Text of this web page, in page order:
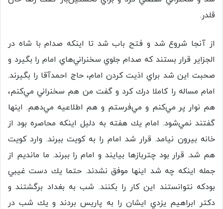
قلدر.
از آنجا شروع شد و فتح باب شد تا اينكه صدام با شاه در
الجزاير قرار بستند كه صدام جلوي سخنراني‌هاي امام را بگيرد و
صحبت اين شد براي اذيت كردن امام، حاج احمدآقا را بگيرند.
امام مساله را كاملا درك كرد و گفت من هم سخنراني مي‌كنم،
هم نوار پر مي‌كنم و مي‌فرستم و هم اطلاعيه مي‌دهم. اينها
گفتند نمي‌شود. امام يك هفته به دليل اينكه محاصره بود از
خانه بيرون نيامد. قرار شد امام را به كويت ببرند. وارد كويت
هم شد. قرار بود چتربازها بيايند و امام را ببرند. ما مانديم از
جمله اينكه چه شد اينها موفق نشدند. حتما يك دست غيبي
بودكه نتوانستند اين كار را بكنند. شب به بغداد برگشتند و
دكتر ابراهیم يزدي ايشان را به پاريس بردند و يك شب در